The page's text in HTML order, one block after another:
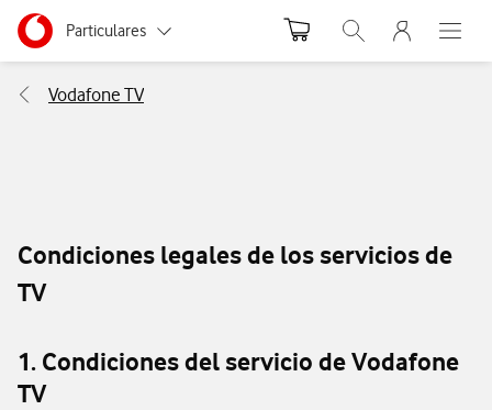
Ir a la pagina principal de vodafone.es
Menu navegación Segmento
Particulares
Autónomos
Abrir buscador.
Menu
Abre
Vodafone TV
Condiciones legales de los servicios de
TV
1. Condiciones del servicio de Vodafone
TV